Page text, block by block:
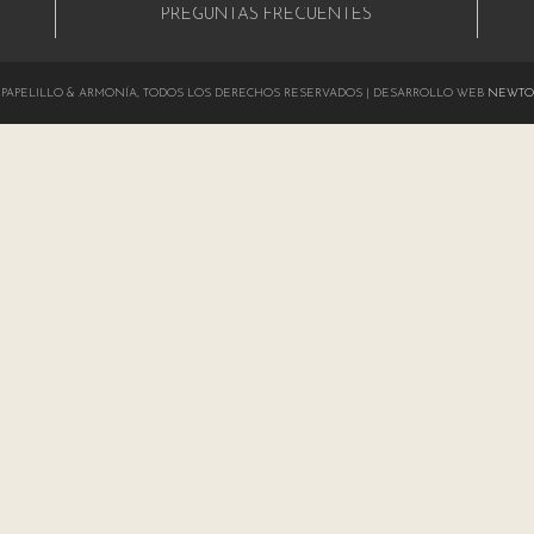
PREGUNTAS FRECUENTES
PAPELILLO & ARMONÍA, TODOS LOS DERECHOS RESERVADOS | DESARROLLO WEB